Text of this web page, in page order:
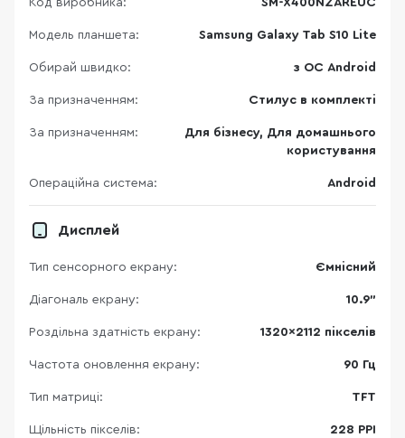
Код виробника: SM-X400NZAREUC
Модель планшета: Samsung Galaxy Tab S10 Lite
Обирай швидко: з ОС Android
За призначенням: Стилус в комплекті
За призначенням:
Для бізнесу, Для домашнього
користування
Операційна система: Android
Дисплей
Тип сенсорного екрану: Ємнісний
Діагональ екрану: 10.9"
Роздільна здатність екрану: 1320x2112 пікселів
Частота оновлення екрану: 90 Гц
Тип матриці: TFT
Щільність пікселів: 228 PPI